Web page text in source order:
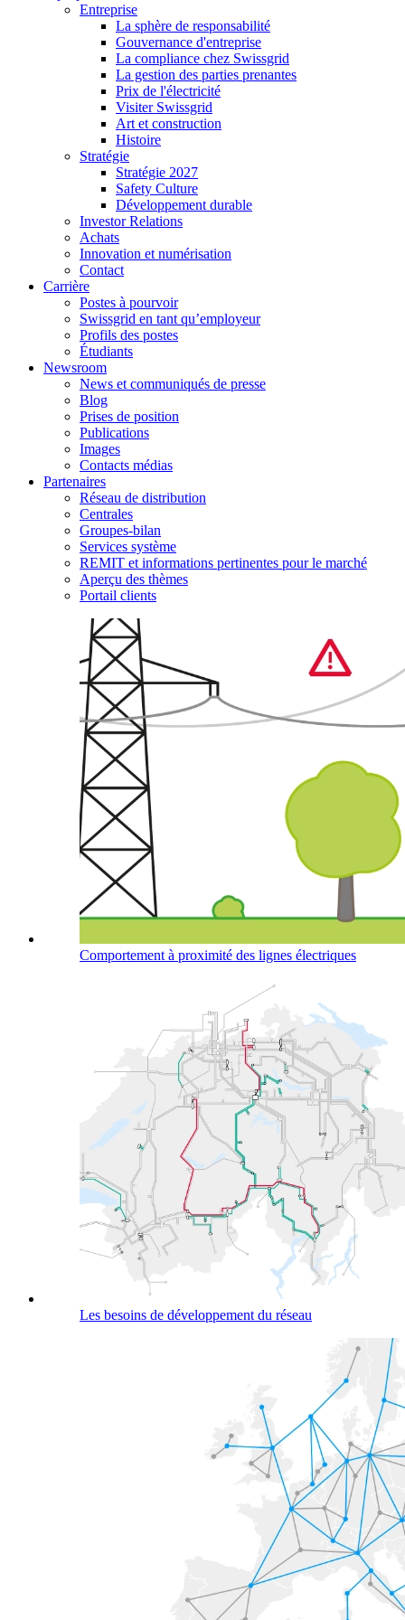
Entreprise
La sphère de responsabilité
Gouvernance d'entreprise
La compliance chez Swissgrid
La gestion des parties prenantes
Prix de l'électricité
Visiter Swissgrid
Art et construction
Histoire
Stratégie
Stratégie 2027
Safety Culture
Développement durable
Investor Relations
Achats
Innovation et numérisation
Contact
Carrière
Postes à pourvoir
Swissgrid en tant qu’employeur
Profils des postes
Étudiants
Newsroom
News et communiqués de presse
Blog
Prises de position
Publications
Images
Contacts médias
Partenaires
Réseau de distribution
Centrales
Groupes-bilan
Services système
REMIT et informations pertinentes pour le marché
Aperçu des thèmes
Portail clients
Comportement à proximité des lignes électriques
Les besoins de développement du réseau